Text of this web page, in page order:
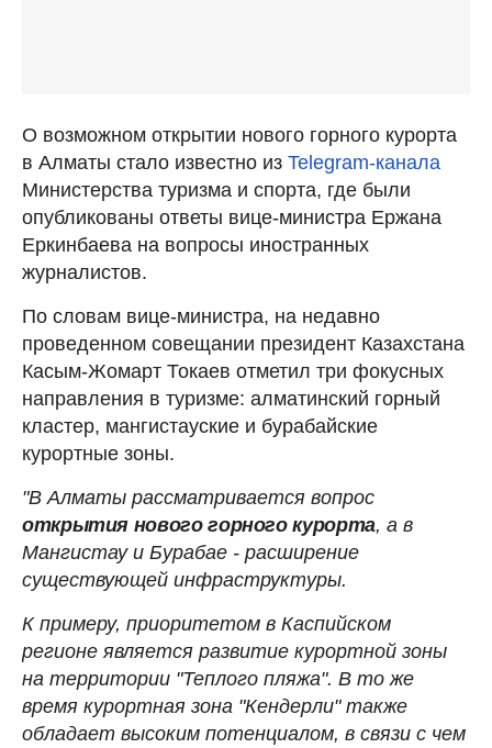
О возможном открытии нового горного курорта
в Алматы стало известно из Telegram-канала
Министерства туризма и спорта, где были
опубликованы ответы вице-министра Ержана
Еркинбаева на вопросы иностранных
журналистов.
По словам вице-министра, на недавно
проведенном совещании президент Казахстана
Касым-Жомарт Токаев отметил три фокусных
направления в туризме: алматинский горный
кластер, мангистауские и бурабайские
курортные зоны.
"В Алматы рассматривается вопрос
открытия нового горного курорта, а в
Мангистау и Бурабае - расширение
существующей инфраструктуры.
К примеру, приоритетом в Каспийском
регионе является развитие курортной зоны
на территории "Теплого пляжа". В то же
время курортная зона "Кендерли" также
обладает высоким потенциалом, в связи с чем